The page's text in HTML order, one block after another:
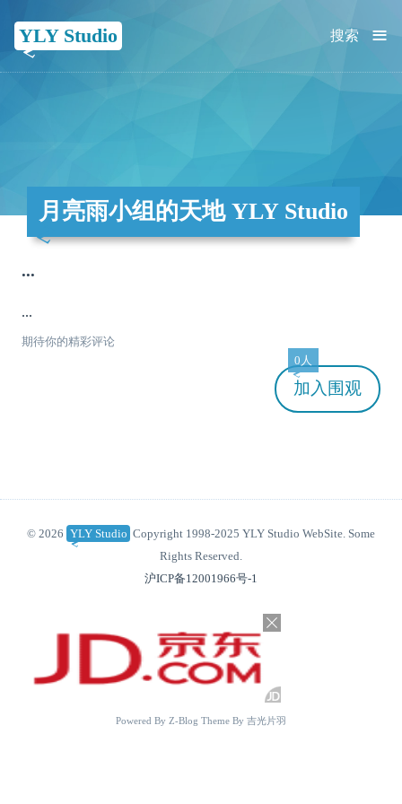
YLY Studio ≡
搜索
月亮雨小组的天地 YLY Studio
...
...
期待你的精彩评论
加入
0人
围观
© 2026 YLY Studio Copyright 1998-2025 YLY Studio WebSite. Some
Rights Reserved.
沪ICP备12001966号-1
Powered By Z-Blog Theme By 吉光片羽